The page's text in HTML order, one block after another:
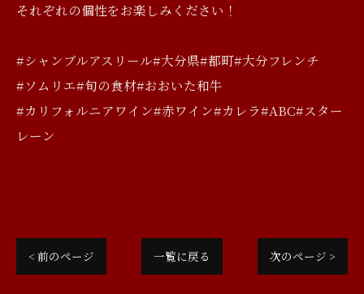
それぞれの個性をお楽しみください！
#シャンブルアスリール#大分県#都町#大分フレンチ
#ソムリエ#旬の食材#おおいた和牛
#カリフォルニアワイン#赤ワイン#カレラ#ABC#スター
レーン
< 前のページ 一覧に戻る 次のページ >